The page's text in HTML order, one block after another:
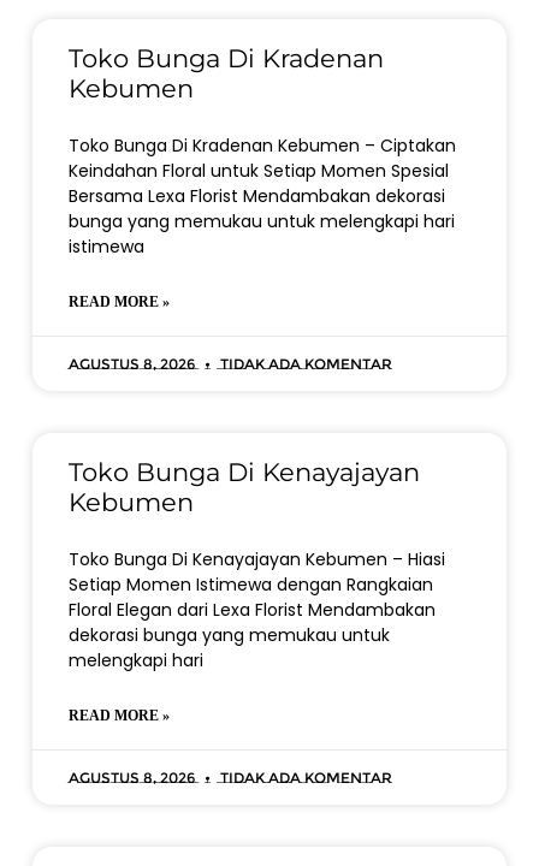
Toko Bunga Di Kradenan
Kebumen
Toko Bunga Di Kradenan Kebumen – Ciptakan
Keindahan Floral untuk Setiap Momen Spesial
Bersama Lexa Florist Mendambakan dekorasi
bunga yang memukau untuk melengkapi hari
istimewa
READ MORE »
Agustus 8, 2026 Tidak ada komentar
Toko Bunga Di Kenayajayan
Kebumen
Toko Bunga Di Kenayajayan Kebumen – Hiasi
Setiap Momen Istimewa dengan Rangkaian
Floral Elegan dari Lexa Florist Mendambakan
dekorasi bunga yang memukau untuk
melengkapi hari
READ MORE »
Agustus 8, 2026 Tidak ada komentar